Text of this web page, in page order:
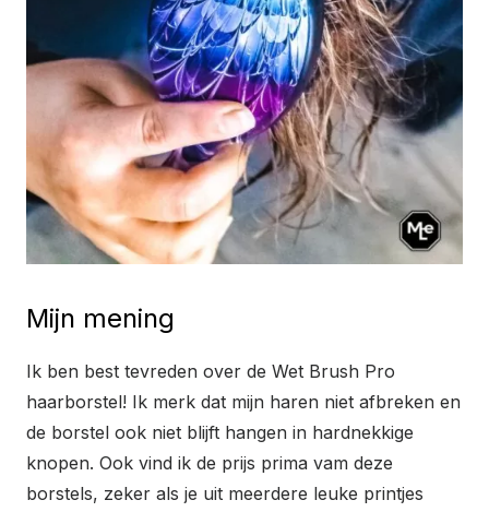
Mijn mening
Ik ben best tevreden over de Wet Brush Pro
haarborstel! Ik merk dat mijn haren niet afbreken en
de borstel ook niet blijft hangen in hardnekkige
knopen. Ook vind ik de prijs prima vam deze
borstels, zeker als je uit meerdere leuke printjes